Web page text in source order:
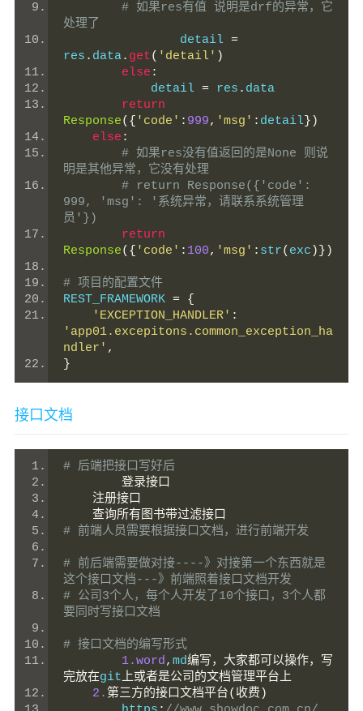
# 如果res有值 说明是drf的异常，它
处理了
        	detail
=
res . data. get( 'detail' )
else :
            detail
= res . data
return
Response({ 'code' : 999, 'msg' : detail})
else :
# 如果res没有值返回的是None 则说
明是其他异常，它没有处理
# return Response({'code':
999, 'msg': '系统异常，请联系系统管理
员'})
return
Response({ 'code' : 100, 'msg' : str( exc )})
# 项目的配置文件
REST_FRAMEWORK = {
'EXCEPTION_HANDLER' :
'app01.excepitons.common_exception_ha
ndler' ,
}
接口文档
# 后端把接口写好后
登录接口
注册接口
查询所有图书带过滤接口
# 前端人员需要根据接口文档，进行前端开发
# 前后端需要做对接----》对接第一个东西就是
这个接口文档---》前端照着接口文档开发
# 公司3个人，每个人开发了10个接口，3个人都
要同时写接口文档
# 接口文档的编写形式
1.word, md编写，大家都可以操作，写
完放在git上或者是公司的文档管理平台上
2. 第三方的接口文档平台(收费)